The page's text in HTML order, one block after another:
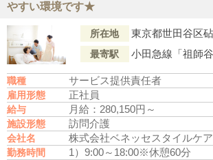
やすい環境です★
所在地
最寄駅
職種 サービス提供責任者
雇用形態 正社員
給与 月給：280,150円～
施設形態 訪問介護
会社名 株式会社ベネッセスタイルケア
勤務時間 1）9:00～18:00※休憩60分